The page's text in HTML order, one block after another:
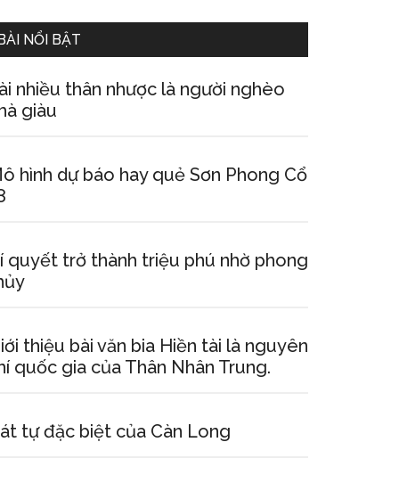
NỔI BẬT
nhiều thân nhược là người nghèo
giàu
hình dự báo hay quẻ Sơn Phong Cổ
quyết trở thành triệu phú nhờ phong
thiệu bài văn bia Hiền tài là nguyên
quốc gia của Thân Nhân Trung.
tự đặc biệt của Càn Long